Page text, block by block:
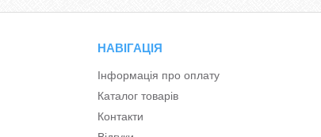
НАВІГАЦІЯ
Інформація про оплату
Каталог товарів
Контакти